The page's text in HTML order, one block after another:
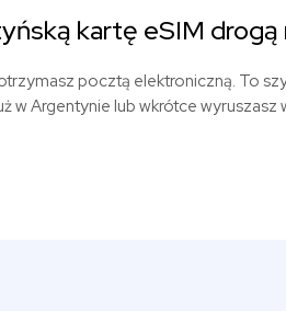
kartę eSIM drogą
pocztą elektroniczną. To
w Argentynie lub wkrótce wyruszasz